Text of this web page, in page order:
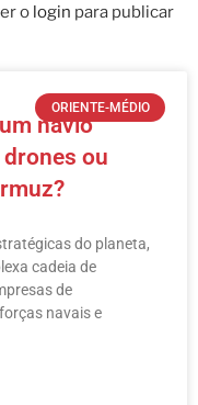
o login para publicar
ORIENTE-MÉDIO
navio
ou
do planeta,
cadeia de
de
navais e